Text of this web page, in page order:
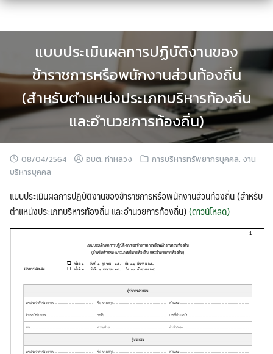
Skip
แบบประเมินผลการปฏิบัติงานของ
ข้าราชการหรือพนักงานส่วนท้องถิ่น
(สำหรับตำแหน่งประเภทบริหารท้องถิ่น
และอำนวยการท้องถิ่น)
08/04/2564 อบต. ท่าหลวง การบริหารทรัพยากรบุคคล, งาน
บริหารบุคคล
แบบประเมินผลการปฏิบัติงานของข้าราชการหรือพนักงานส่วนท้องถิ่น (สำหรับ
ตำแหน่งประเภทบริหารท้องถิ่น และอำนวยการท้องถิ่น)(ดาวน์โหลด)